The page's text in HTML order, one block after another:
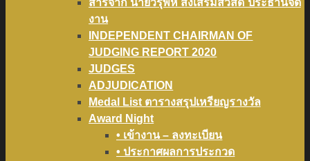
งาน
INDEPENDENT CHAIRMAN OF
JUDGING REPORT 2020
JUDGES
ADJUDICATION
Medal List ตารางสรุปเหรียญรางวัล
Award Night
• เข้างาน – ลงทะเบียน
• ประกาศผลการประกวด